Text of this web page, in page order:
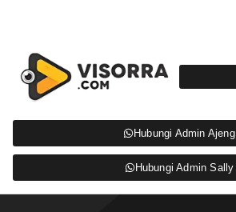
Hubungi Admin Ajeng
Hubungi Admin Sally